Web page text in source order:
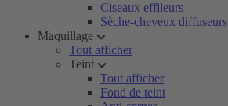
Ciseaux effileurs
Sèche-cheveux diffuseurs
Maquillage
Tout afficher
Teint
Tout afficher
Fond de teint